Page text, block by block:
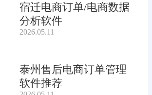
宿迁电商订单/电商数据
分析软件
2026.05.11
泰州售后电商订单管理
软件推荐